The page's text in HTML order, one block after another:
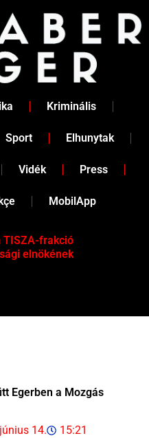
Kriminális
Sport Elhunytak
Vidék Press
MobilApp
TISZA-frakció
elnökének
Egerben a Mozgás
14. 15:21